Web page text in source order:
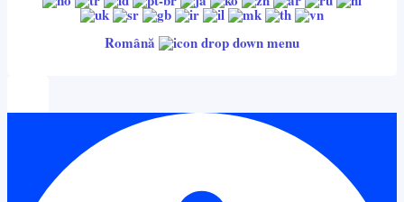
Română